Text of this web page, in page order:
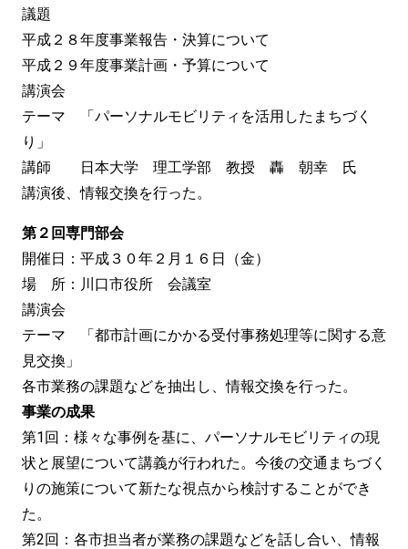
議題
平成２８年度事業報告・決算について
平成２９年度事業計画・予算について
講演会
テーマ 「パーソナルモビリティを活用したまちづく
り」
講師 日本大学 理工学部 教授 轟 朝幸 氏
講演後、情報交換を行った。
第２回専門部会
開催日：平成３０年２月１６日（金）
場 所：川口市役所 会議室
講演会
テーマ 「都市計画にかかる受付事務処理等に関する意
見交換」
各市業務の課題などを抽出し、情報交換を行った。
事業の成果
第1回：様々な事例を基に、パーソナルモビリティの現
状と展望について講義が行われた。今後の交通まちづく
りの施策について新たな視点から検討することができ
た。
第2回：各市担当者が業務の課題などを話し合い、情報